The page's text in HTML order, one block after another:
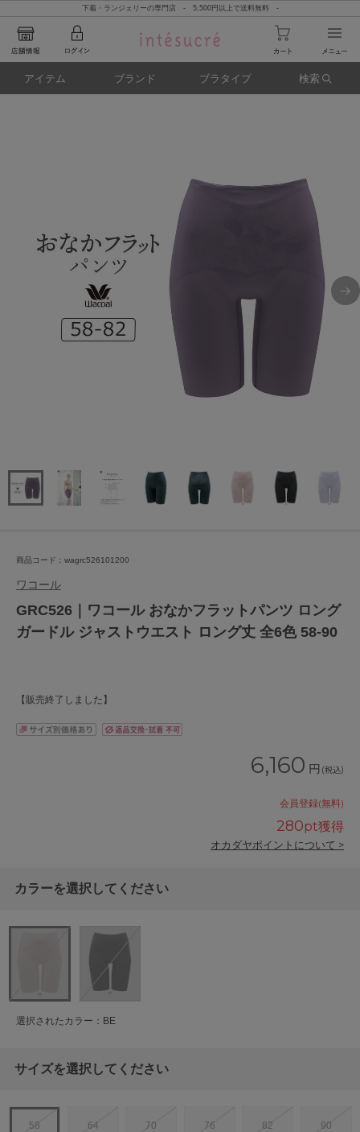
下着・ランジェリーの専門店 - 5,500円以上で送料無料 -
アイテム ブランド ブラタイプ 検索
商品コード：wagrc526101200
ワコール
GRC526｜ワコール おなかフラットパンツ ロング
ガードル ジャストウエスト ロング丈 全6色 58-90
【販売終了しました】
6,160 円 (税込)
会員登録(無料)
280pt獲得
オカダヤポイントについて >
カラーを選択してください
選択されたカラー：BE
サイズを選択してください
58 64 70 76 82 90